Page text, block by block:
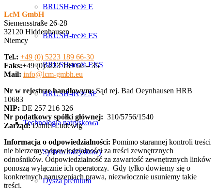
BRUSH-tec® E
BRUSH-tec® ES
BRUSH-tec® EXS
BRUSH-tec® SF
Technologia natryskowa
System natryskowy
Dysza premium
LcM GmbH
Siemensstraße 26-28
32120 Hiddenhausen
Niemcy
Tel.: +49 (0) 5223 189 66-30
Faks:+49 (0)5223 189 66 – 35
Mail: info@lcm-gmbh.eu
Nr w rejestrze handlowym:Sąd rej. Bad Oeynhausen HRB
10683
NIP: DE 257 216 326
Nr podatkowy spółki głównej: 310/5756/1540
Zarząd:Daniel Ludewig
Informacja o odpowiedzialności: Pomimo starannej kontroli treści
nie bierzemy odpowiedzialności za treści zewnętrznych
odnośników. Odpowiedzialność za zawartość zewnętrznych linków
ponoszą wyłącznie ich operatorzy. Gdy tylko dowiemy się o
konkretnych naruszeniach prawa, niezwłocznie usuniemy takie
treści.